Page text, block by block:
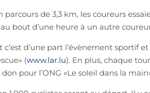
parcours de 3,3 km, les coureurs
bout d’une heure à un autre
c’est d’une part l’évènement sportif
(www.lar.lu). En plus, chaque
pour l’ONG «Le soleil dans la